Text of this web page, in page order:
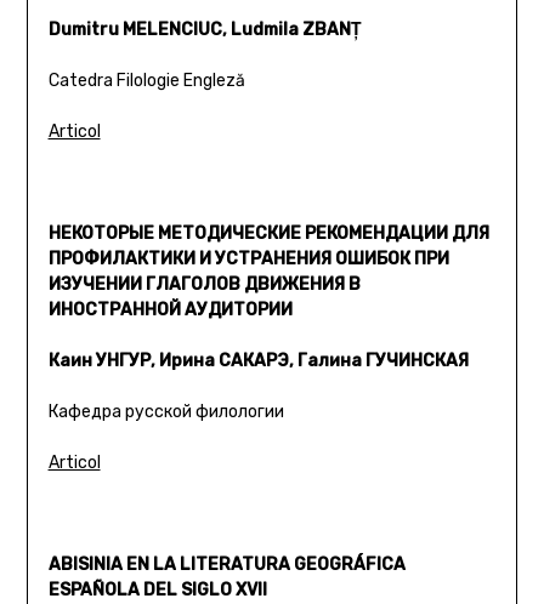
Dumitru MELENCIUC, Ludmila ZBANŢ
Catedra Filologie Engleză
Articol
НЕКОТОРЫЕ МЕТОДИЧЕСКИЕ РЕКОМЕНДАЦИИ ДЛЯ
ПРОФИЛАКТИКИ И УСТРАНЕНИЯ ОШИБОК ПРИ
ИЗУЧЕНИИ ГЛАГОЛОВ ДВИЖЕНИЯ В
ИНОСТРАННОЙ АУДИТОРИИ
Каин УНГУР, Ирина САКАРЭ, Галина ГУЧИНСКАЯ
Кафедра русской филологии
Articol
ABISINIA EN LA LITERATURA GEOGRÁFICA
ESPAÑOLA DEL SIGLO XVII